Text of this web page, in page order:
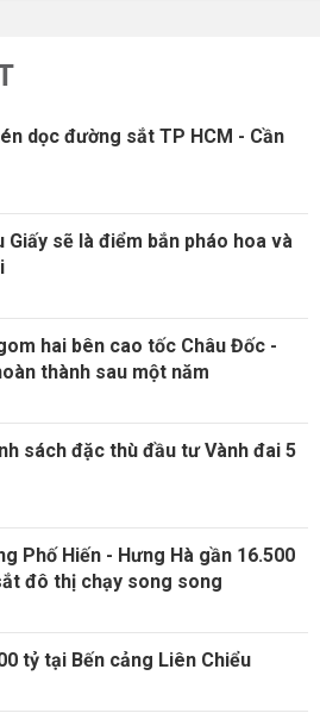
dọc đường sắt TP HCM - Cần
Giấy sẽ là điểm bắn pháo hoa và
hai bên cao tốc Châu Đốc -
thành sau một năm
sách đặc thù đầu tư Vành đai 5
Phố Hiến - Hưng Hà gần 16.500
đô thị chạy song song
tỷ tại Bến cảng Liên Chiểu